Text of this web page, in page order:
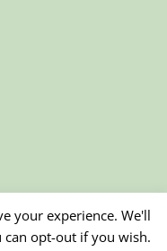
your experience. We'll
opt-out if you wish.